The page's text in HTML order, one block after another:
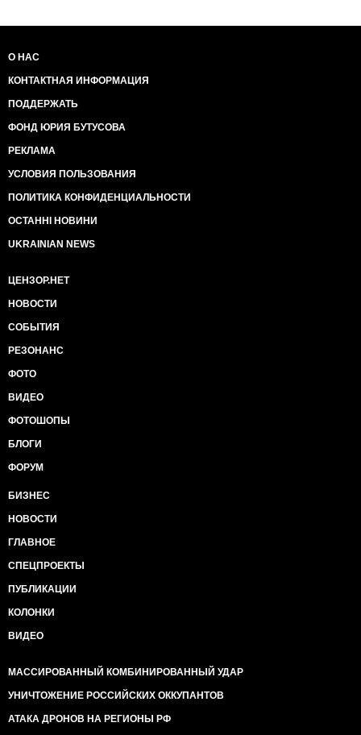
О НАС
КОНТАКТНАЯ ИНФОРМАЦИЯ
ПОДДЕРЖАТЬ
ФОНД ЮРИЯ БУТУСОВА
РЕКЛАМА
УСЛОВИЯ ПОЛЬЗОВАНИЯ
ПОЛИТИКА КОНФИДЕНЦИАЛЬНОСТИ
ОСТАННІ НОВИНИ
UKRAINIAN NEWS
ЦЕНЗОР.НЕТ
НОВОСТИ
СОБЫТИЯ
РЕЗОНАНС
ФОТО
ВИДЕО
ФОТОШОПЫ
БЛОГИ
ФОРУМ
БИЗНЕС
НОВОСТИ
ГЛАВНОЕ
СПЕЦПРОЕКТЫ
ПУБЛИКАЦИИ
КОЛОНКИ
ВИДЕО
МАССИРОВАННЫЙ КОМБИНИРОВАННЫЙ УДАР
УНИЧТОЖЕНИЕ РОССИЙСКИХ ОККУПАНТОВ
АТАКА ДРОНОВ НА РЕГИОНЫ РФ